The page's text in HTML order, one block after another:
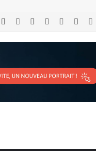
RSS Facebook LinkedinYouTube